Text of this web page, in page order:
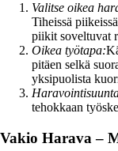
Valitse oikea
Tiheissä
piikit soveltuvat
Oikea työtapa:
pitäen selkä
yksipuolista
tehokkaan
Vakio Harava –